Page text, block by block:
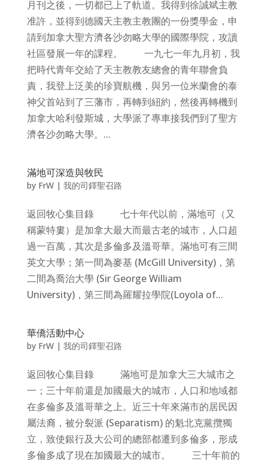
月刊之後，一切都已上了軌道。我得到徐誠斌主教
准許，並得到德國天主教主教團的一份獎學金，申
請到加拿大聖方濟各沙勿略大學的國際學院，攻讀
社區發展一年的課程。 一九七一年九月初，我
把時代青年交給了天主教教友總會的青年聯會負
責，我登上泛美的珍寶航機，與另一位米蘭會的泰
神父首站到了三藩市，再轉到紐約，然後再轉機到
加拿大哈利發斯城，大學派了專車接我們到了聖方
濟各沙勿略大學。...
滿地可深造與牧民
by FrW| 我的司鐸聖召路
返回牧心集目錄 七十年代以前，滿地可（又
稱蒙特婁）是加拿大最大而最古老的城市，人口超
過一百萬，其次是多倫多及溫哥華。滿地可有三間
英文大學；第一間為麥基 (McGill University)，第
二間為喬治大學 (Sir George William
University)，第三間為羅耀拉學院(Loyola of...
華僑活動中心
by FrW| 我的司鐸聖召路
返回牧心集目錄 滿地可是加拿大三大城市之
一；三十年前還是加國最大的城市，人口和地域都
在多倫多及溫哥華之上。近三十年來滿市的居民因
屬法裔，被分裂派 (Separatism) 的魁北克黨攬獨
立，致使銀行及大公司的總部都遷到多倫多，形成
多倫多成了現在加國最大的城市。 三十年前的